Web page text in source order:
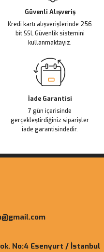
Güvenli Alışveriş
Kredi kartı alışverişlerinde 256
bit SSL Güvenlik sistemini
kullanmaktayız.
İade Garantisi
7 gün içerisinde
gerçekleştirdiğiniz siparişler
iade garantisindedir.
No:4 Esenyurt / İstanbul